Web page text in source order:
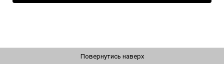
Повернутись наверх